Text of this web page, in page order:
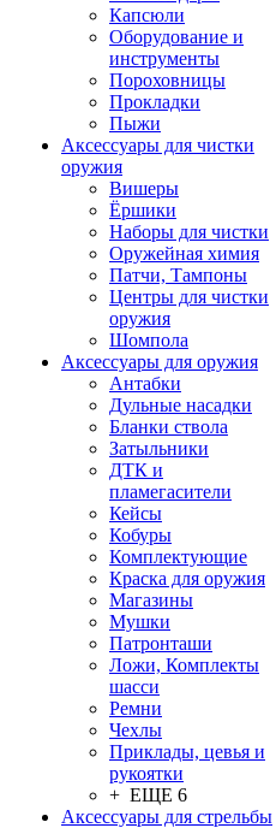
Капсюли
Оборудование и
инструменты
Пороховницы
Прокладки
Пыжи
Аксессуары для чистки
оружия
Вишеры
Ёршики
Наборы для чистки
Оружейная химия
Патчи, Тампоны
Центры для чистки
оружия
Шомпола
Аксессуары для оружия
Антабки
Дульные насадки
Бланки ствола
Затыльники
ДТК и
пламегасители
Кейсы
Кобуры
Комплектующие
Краска для оружия
Магазины
Мушки
Патронташи
Ложи, Комплекты
шасси
Ремни
Чехлы
Приклады, цевья и
рукоятки
+ ЕЩЕ 6
Аксессуары для стрельбы